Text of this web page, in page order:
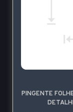
PINGENTE